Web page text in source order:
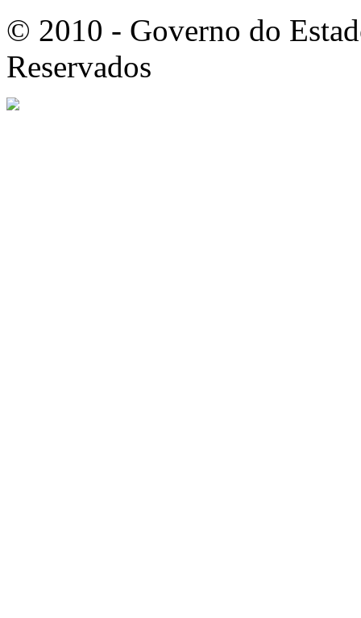
© 2010 - Governo do
Reservados